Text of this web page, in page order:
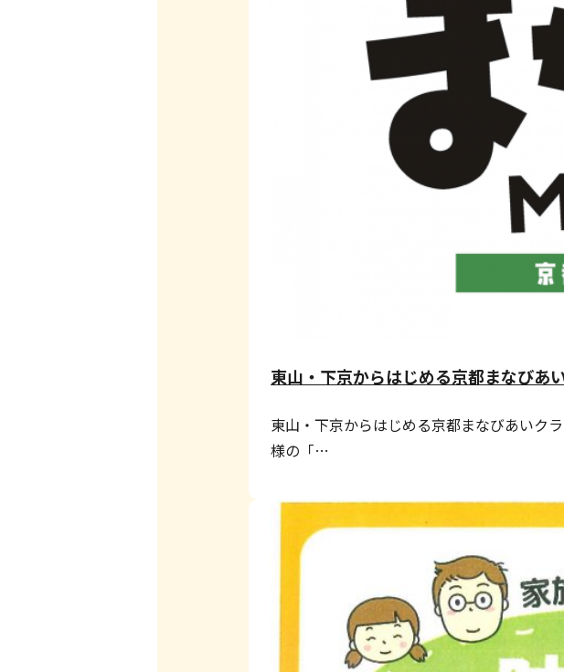
東山・下京からはじめる京都まなびあ
東山・下京からはじめる京都まなびあい
様の「…